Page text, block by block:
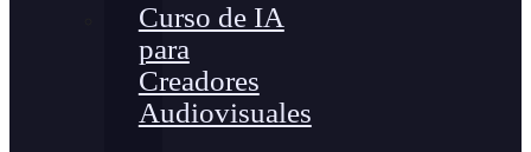
Curso de IA
para
Creadores
Audiovisuales